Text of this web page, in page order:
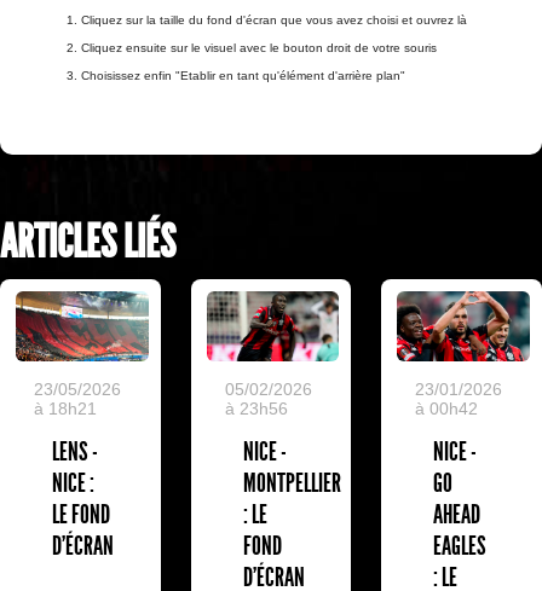
1. Cliquez sur la taille du fond d'écran que vous avez choisi et ouvrez là
2. Cliquez ensuite sur le visuel avec le bouton droit de votre souris
3. Choisissez enfin "Etablir en tant qu'élément d'arrière plan"
ARTICLES LIÉS
23/05/2026
à 18h21
LENS -
NICE :
LE FOND
D'ÉCRAN
05/02/2026
à 23h56
NICE -
MONTPELLIER
: LE
FOND
D'ÉCRAN
23/01/2026
à 00h42
NICE -
GO
AHEAD
EAGLES
: LE